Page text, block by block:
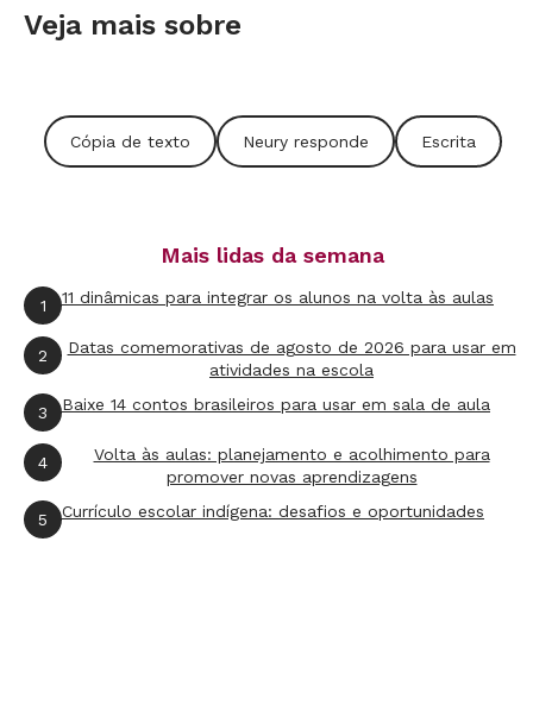
Veja mais sobre
Cópia de texto Neury responde Escrita
Mais lidas da semana
1 11 dinâmicas para integrar os alunos na volta às aulas
2
Datas comemorativas de agosto de 2026 para usar em
atividades na escola
3 Baixe 14 contos brasileiros para usar em sala de aula
4
Volta às aulas: planejamento e acolhimento para
promover novas aprendizagens
5 Currículo escolar indígena: desafios e oportunidades